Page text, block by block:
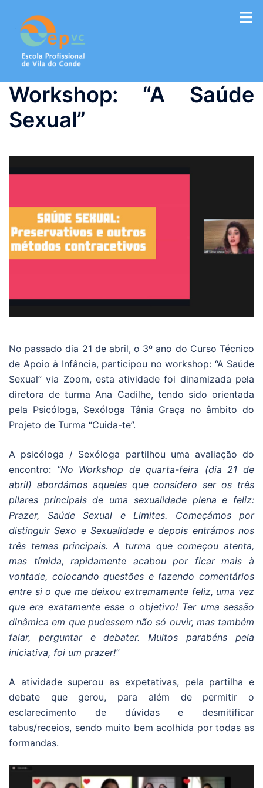
conteúdo
Workshop: “A Saúde
Sexual”
No passado dia 21 de abril, o 3º ano do Curso Técnico
de Apoio à Infância, participou no workshop: “A Saúde
Sexual” via Zoom, esta atividade foi dinamizada pela
diretora de turma Ana Cadilhe, tendo sido orientada
pela Psicóloga, Sexóloga Tânia Graça no âmbito do
Projeto de Turma “Cuida-te”.
A psicóloga / Sexóloga partilhou uma avaliação do
encontro: “No Workshop de quarta-feira (dia 21 de
abril) abordámos aqueles que considero ser os três
pilares principais de uma sexualidade plena e feliz:
Prazer, Saúde Sexual e Limites. Começámos por
distinguir Sexo e Sexualidade e depois entrámos nos
três temas principais. A turma que começou atenta,
mas tímida, rapidamente acabou por ficar mais à
vontade, colocando questões e fazendo comentários
entre si o que me deixou extremamente feliz, uma vez
que era exatamente esse o objetivo! Ter uma sessão
dinâmica em que pudessem não só ouvir, mas também
falar, perguntar e debater. Muitos parabéns pela
iniciativa, foi um prazer!”
A atividade superou as expetativas, pela partilha e
debate que gerou, para além de permitir o
esclarecimento de dúvidas e desmitificar
tabus/receios, sendo muito bem acolhida por todas as
formandas.